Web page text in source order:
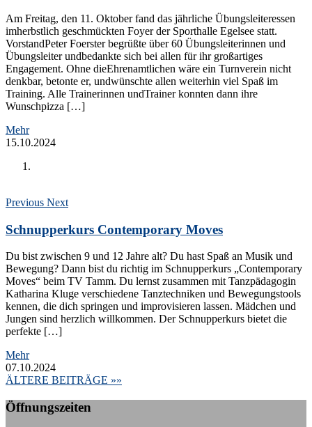
Am Freitag, den 11. Oktober fand das jährliche Übungsleiteressen
imherbstlich geschmückten Foyer der Sporthalle Egelsee statt.
VorstandPeter Foerster begrüßte über 60 Übungsleiterinnen und
Übungsleiter undbedankte sich bei allen für ihr großartiges
Engagement. Ohne dieEhrenamtlichen wäre ein Turnverein nicht
denkbar, betonte er, undwünschte allen weiterhin viel Spaß im
Training. Alle Trainerinnen undTrainer konnten dann ihre
Wunschpizza […]
Mehr
15.10.2024
Previous Next
Schnupperkurs Contemporary Moves
Du bist zwischen 9 und 12 Jahre alt? Du hast Spaß an Musik und
Bewegung? Dann bist du richtig im Schnupperkurs „Contemporary
Moves“ beim TV Tamm. Du lernst zusammen mit Tanzpädagogin
Katharina Kluge verschiedene Tanztechniken und Bewegungstools
kennen, die dich springen und improvisieren lassen. Mädchen und
Jungen sind herzlich willkommen. Der Schnupperkurs bietet die
perfekte […]
Mehr
07.10.2024
ÄLTERE BEITRÄGE »»
Öffnungszeiten